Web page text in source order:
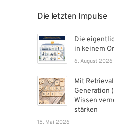
Die letzten Impulse
Die
in keinem
6. August 2026
Mit
Generation
Wissen
stärken
15. Mai 2026